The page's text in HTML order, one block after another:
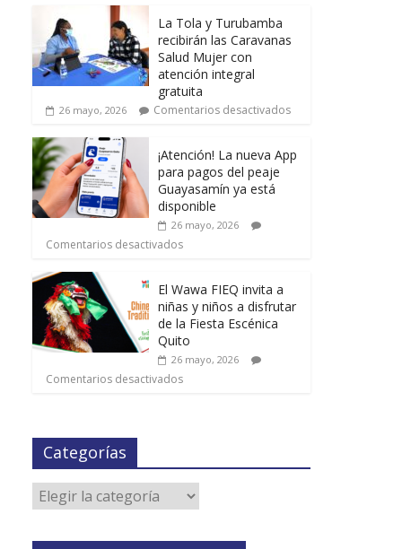
La Tola y Turubamba
recibirán las Caravanas
Salud Mujer con
atención integral
gratuita
26 mayo, 2026 Comentarios desactivados
¡Atención! La nueva App
para pagos del peaje
Guayasamín ya está
disponible
26 mayo, 2026
Comentarios desactivados
El Wawa FIEQ invita a
niñas y niños a disfrutar
de la Fiesta Escénica
Quito
26 mayo, 2026
Comentarios desactivados
Categorías